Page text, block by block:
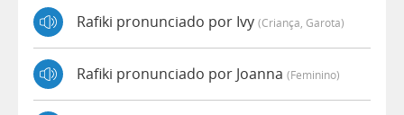
Rafiki pronunciado por Ivy (criança, Garota)
Rafiki pronunciado por Joanna (feminino)